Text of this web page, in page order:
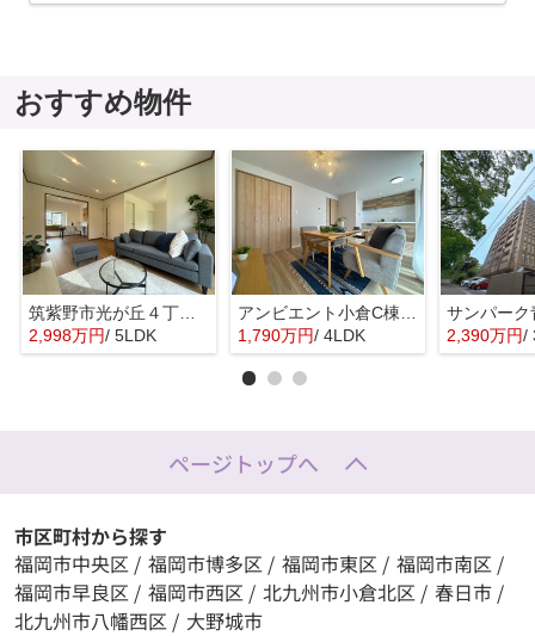
おすすめ物件
筑紫野市光が丘４丁目 中古一戸建☆仲介手数料無料☆
2,998万円/ 5LDK
1,790万円/ 4LDK 2,390万円/
ページトップへ
市区町村から探す
福岡市中央区 / 福岡市博多区 / 福岡市東区 / 福岡市南区 /
福岡市早良区 / 福岡市西区 / 北九州市小倉北区 / 春日市 /
北九州市八幡西区 / 大野城市